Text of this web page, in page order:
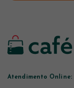
Atendimento Online: